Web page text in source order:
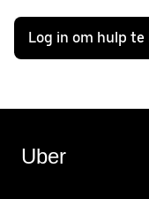
Log in om hulp te
Uber